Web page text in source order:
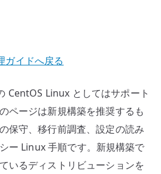
ガイドへ戻る
CentOS Linux としてはサポート
ページは新規構築を推奨するも
保守、移行前調査、設定の読み
ー Linux 手順です。新規構築で
いるディストリビューションを